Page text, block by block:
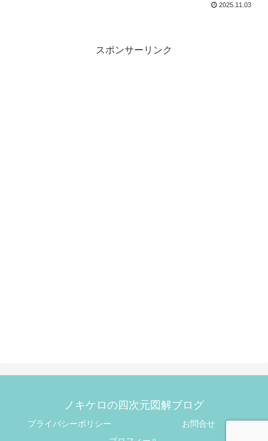
2025.11.03
スポンサーリンク
ノキケロの四次元図解ブログ
プライバシーポリシー
お問合せ